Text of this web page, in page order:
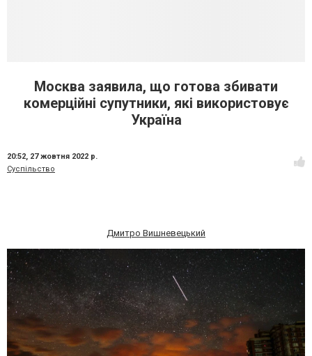
Москва заявила, що готова збивати
комерційні супутники, які використовує
Україна
20:52, 27 жовтня 2022 р.
Суспільство
Дмитро Вишневецький